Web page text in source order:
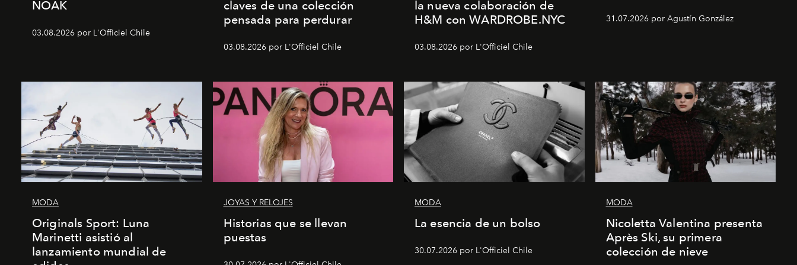
NOAK
03.08.2026 por L'Officiel Chile
claves de una colección
pensada para perdurar
03.08.2026 por L'Officiel Chile
la nueva colaboración de
H&M con WARDROBE.NYC
03.08.2026 por L'Officiel Chile
31.07.2026 por Agustín González
MODA
Originals Sport: Luna
Marinetti asistió al
lanzamiento mundial de
JOYAS Y RELOJES
Historias que se llevan
puestas
MODA
La esencia de un bolso
30.07.2026 por L'Officiel Chile
MODA
Nicoletta Valentina presenta
Après Ski, su primera
colección de nieve